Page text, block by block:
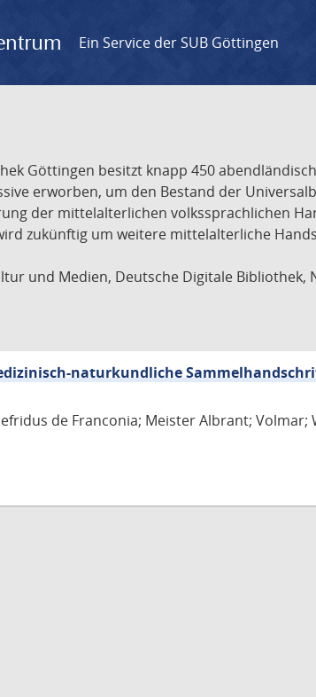
Ein Service der SUB Göttingen
Göttingen besitzt knapp 450
erworben, um den Bestand der
der mittelalterlichen volkssprachlichen
zukünftig um weitere mittelalterliche
und Medien, Deutsche Digitale Bibliothek,
naturkundliche
de Franconia; Meister Albrant; Volmar;